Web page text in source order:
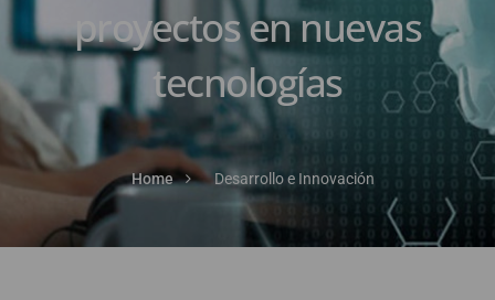
proyectos en nuevas
tecnologías
Home Desarrollo e Innovación